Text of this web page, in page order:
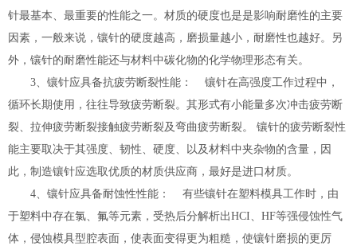
针最基本、最重要的性能之一。材质的硬度也是是影响耐磨性的主要
因素，一般来说，镶针的硬度越高，磨损量越小，耐磨性也越好。另
外，镶针的耐磨性能还与材料中碳化物的化学物理形态有关。
3、镶针应具备抗疲劳断裂性能： 镶针在高强度工作过程中，
循环长期使用，往往导致疲劳断裂。其形式有小能量多次冲击疲劳断
裂、拉伸疲劳断裂接触疲劳断裂及弯曲疲劳断裂。 镶针的疲劳断裂性
能主要取决于其强度、韧性、硬度、以及材料中夹杂物的含量，因
此，制造镶针应选取优质的材质供应商，最好是进口材质。
4、镶针应具备耐蚀性性能： 有些镶针在塑料模具工作时，由
于塑料中存在氯、氟等元素，受热后分解析出HCI、HF等强侵蚀性气
体，侵蚀模具型腔表面，使表面变得更为粗糙，使镶针磨损的更厉